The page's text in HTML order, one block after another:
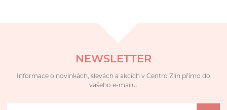
NEWSLETTER
Informace o novinkách, slevách a akcích v Centro Zlín přímo do
vašeho e-mailu.